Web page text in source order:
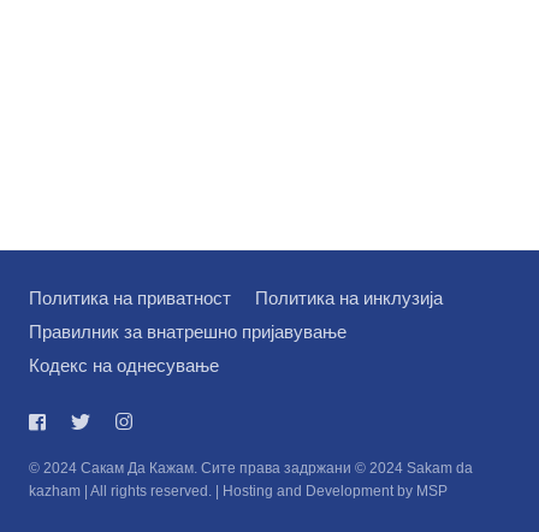
Политика на приватност
Политика на инклузија
Правилник за внатрешно пријавување
Кодекс на однесување
© 2024 Сакам Да Кажам. Сите права задржани © 2024 Sakam da
kazham | All rights reserved. | Hosting and Development by MSP